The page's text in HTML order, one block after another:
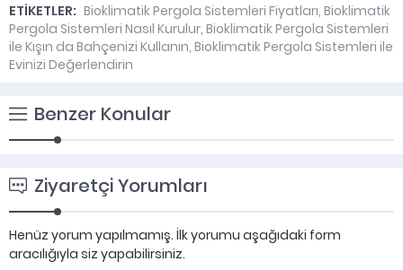
ETİKETLER: Bioklimatik Pergola Sistemleri Fiyatları, Bioklimatik
Pergola Sistemleri Nasıl Kurulur, Bioklimatik Pergola Sistemleri
ile Kışın da Bahçenizi Kullanın, Bioklimatik Pergola Sistemleri ile
Evinizi Değerlendirin
Benzer Konular
Ziyaretçi Yorumları
Henüz yorum yapılmamış. İlk yorumu aşağıdaki form
aracılığıyla siz yapabilirsiniz.